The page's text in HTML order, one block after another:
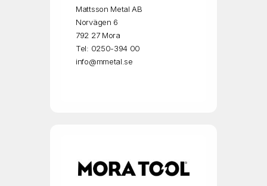
Mattsson Metal AB
Norvägen 6
792 27 Mora
Tel: 0250-394 00
info@mmetal.se